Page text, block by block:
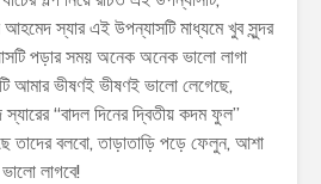
আহমেদ স্যার এই উপন্যাসটি মাধ্যমে খুব সুন্দর
পড়ার সময় অনেক অনেক ভালো লাগা
আমার ভীষণই ভীষণই ভালো লেগেছে,
“বাদল দিনের দ্বিতীয় কদম ফুল”
তাদের বলবো, তাড়াতাড়ি পড়ে ফেলুন, আশা
লাগবে!